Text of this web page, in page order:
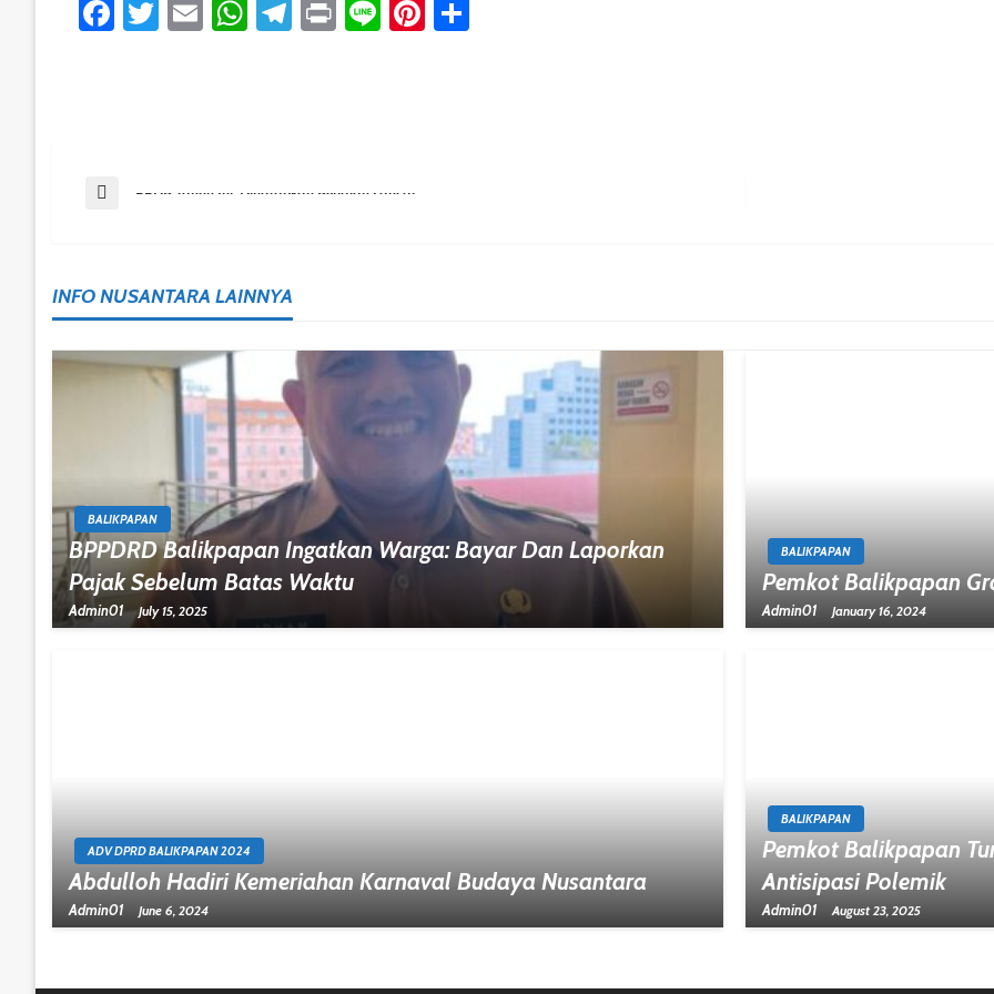
Facebook
Twitter
EmailWhatsApp
Telegram
PrintLinePinterest
PostPPDB Tahun Ini, Diharapkan Berjalan Lancar
INFO NUSANTARA LAINNYA
BALIKPAPAN
BPPDRD Balikpapan Ingatkan Warga: Bayar Dan Laporkan
Pajak Sebelum Batas Waktu
Admin01 July 15, 2025
BALIKPAPAN
Pemkot Balikpapan
Admin01 January 16, 2024
ADV DPRD BALIKPAPAN 2024
Abdulloh Hadiri Kemeriahan Karnaval Budaya Nusantara
Admin01 June 6, 2024
BALIKPAPAN
Pemkot Balikpapan
Antisipasi Polemik
Admin01 August 23, 2025